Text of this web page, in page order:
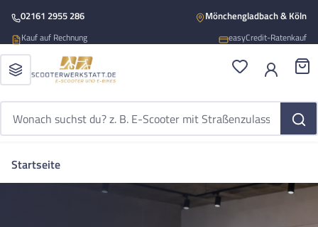
Zum Hauptinhalt springen
Kauf auf Rechnung easyCredit-Ratenkauf
Mönchengladbach & Köln
02161 2955 286
Du hast 0
Startseite